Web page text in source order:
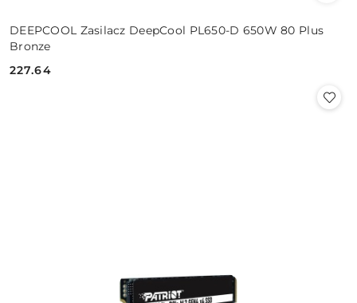
DEEPCOOL Zasilacz DeepCool PL650-D 650W 80 Plus
Bronze
Cena:
227.64